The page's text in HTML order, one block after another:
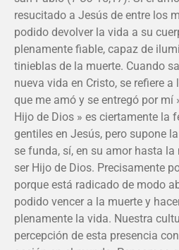
resucitado a Jesús de entre los
podido devolver la vida a su
plenamente fiable, capaz de
tinieblas de la muerte. Cuando
nueva vida en Cristo, se refiere
que me amó y se entregó por mí
Hijo de Dios » es ciertamente la
gentiles en Jesús, pero supone
se funda, sí, en su amor hasta la
ser Hijo de Dios. Precisamente
porque está radicado de modo
podido vencer a la muerte y
plenamente la vida. Nuestra
percepción de esta presencia